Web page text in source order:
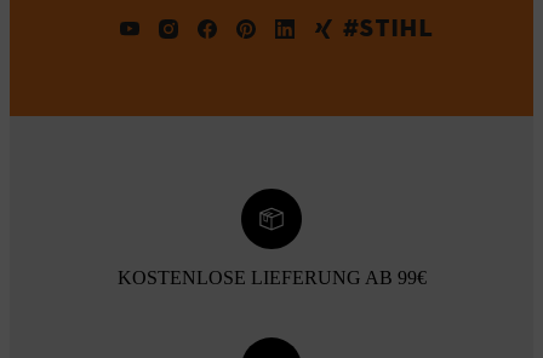
#STIHL
KOSTENLOSE LIEFERUNG AB 99€